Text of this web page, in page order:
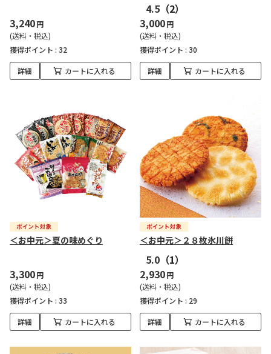
3,240円
(送料・税込)
獲得ポイント : 32
詳細 カートに入れる
4.5 （2）
3,000円
(送料・税込)
獲得ポイント : 30
詳細 カートに入れる
＜お中元＞夏の味めぐり
3,300円
(送料・税込)
獲得ポイント : 33
詳細 カートに入れる
＜お中元＞２８枚氷川餅
5.0 （1）
2,930円
(送料・税込)
獲得ポイント : 29
詳細 カートに入れる